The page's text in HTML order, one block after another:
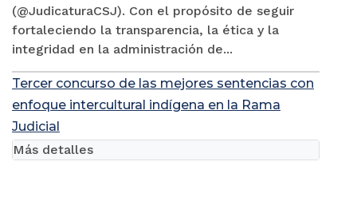
(@JudicaturaCSJ). Con el propósito de seguir
fortaleciendo la transparencia, la ética y la
integridad en la administración de...
Tercer concurso de las mejores sentencias con
enfoque intercultural indígena en la Rama
Judicial
Más detalles